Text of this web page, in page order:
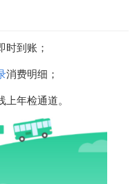
时到账；
消费明细；
上年检通道。